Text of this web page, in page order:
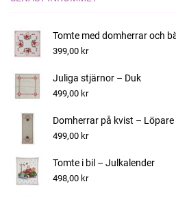
Tomte med domherrar och
399,00 kr
Juliga stjärnor – Duk
499,00 kr
Domherrar på kvist – Löpare
499,00 kr
Tomte i bil – Julkalender
498,00 kr